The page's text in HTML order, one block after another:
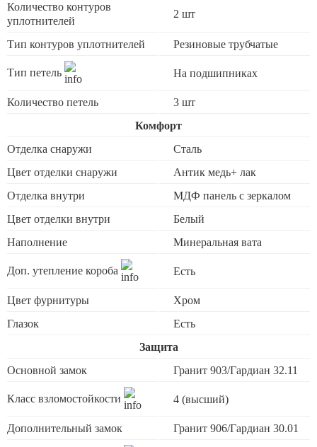
Количество контуров
уплотнителей
2 шт
Тип контуров уплотнителей Резиновые трубчатые
Тип петель На подшипниках
Количество петель
3 шт
Комфорт
Отделка снаружи
Сталь
Цвет отделки снаружи
Антик медь+ лак
Отделка внутри
МДФ панель с зеркалом
Цвет отделки внутри
Белый
Наполнение
Минеральная вата
Доп. утепление короба Есть
Цвет фурнитуры
Хром
Глазок
Есть
Защита
Основной замок
Гранит 903/Гардиан 32.11
Класс взломостойкости 4 (высший)
Дополнительный замок Гранит 906/Гардиан 30.01